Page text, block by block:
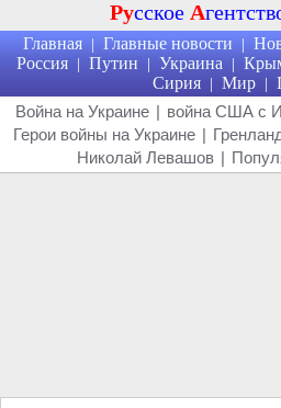
Русское А
Главная | Главные новости |
Россия | Путин | Украина |
Сирия | Мир |
Война на Украине | война США с
Герои войны на Украине |
Николай Левашов |